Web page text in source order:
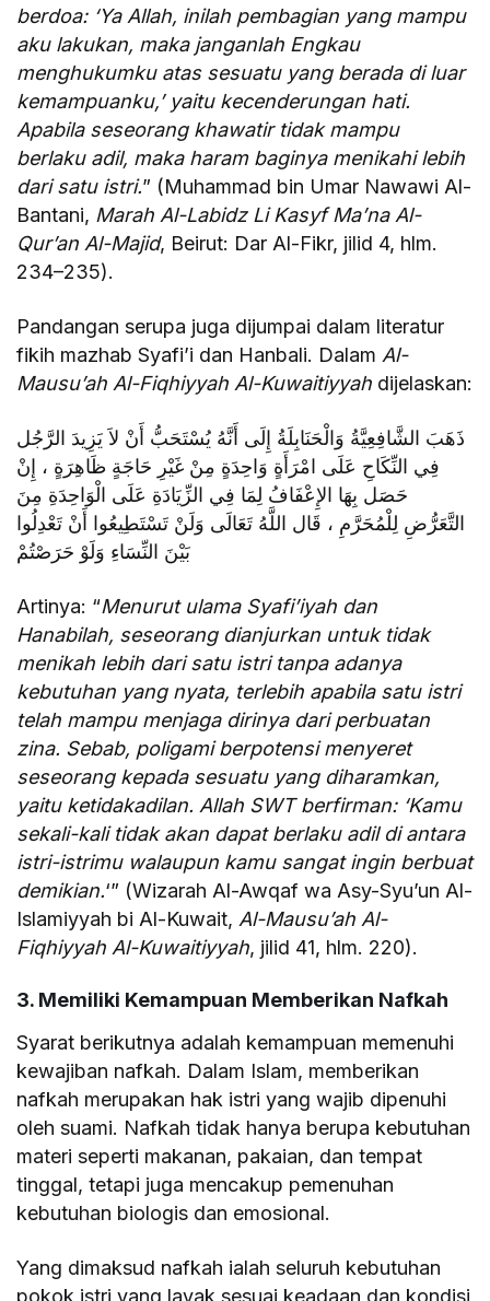
berdoa: ‘Ya Allah, inilah pembagian yang mampu
aku lakukan, maka janganlah Engkau
menghukumku atas sesuatu yang berada di luar
kemampuanku,’ yaitu kecenderungan hati.
Apabila seseorang khawatir tidak mampu
berlaku adil, maka haram baginya menikahi lebih
dari satu istri.” (Muhammad bin Umar Nawawi Al-
Bantani, Marah Al-Labidz Li Kasyf Ma’na Al-
Qur’an Al-Majid, Beirut: Dar Al-Fikr, jilid 4, hlm.
234–235).
Pandangan serupa juga dijumpai dalam literatur
fikih mazhab Syafi’i dan Hanbali. Dalam Al-
Mausu’ah Al-Fiqhiyyah Al-Kuwaitiyyah dijelaskan:
ذَهَبَ الشَّافِعِيَّةُ وَالْحَنَابِلَةُ إِلَى أَنَّهُ يُسْتَحَبُّ أَنْ لاَ يَزِيدَ الرَّجُل
فِي النِّكَاحِ عَلَى امْرَأَةٍ وَاحِدَةٍ مِنْ غَيْرِ حَاجَةٍ ظَاهِرَةٍ ، إِنْ
حَصَل بِهَا الإِعْفَافُ لِمَا فِي الزِّيَادَةِ عَلَى الْوَاحِدَةِ مِنَ
التَّعَرُّضِ لِلْمُحَرَّمِ ، قَال اللَّهُ تَعَالَى وَلَنْ تَسْتَطِيعُوا أَنْ تَعْدِلُوا
بَيْنَ النِّسَاءِ وَلَوْ حَرَصْتُمْ
Artinya: “Menurut ulama Syafi’iyah dan
Hanabilah, seseorang dianjurkan untuk tidak
menikah lebih dari satu istri tanpa adanya
kebutuhan yang nyata, terlebih apabila satu istri
telah mampu menjaga dirinya dari perbuatan
zina. Sebab, poligami berpotensi menyeret
seseorang kepada sesuatu yang diharamkan,
yaitu ketidakadilan. Allah SWT berfirman: ‘Kamu
sekali-kali tidak akan dapat berlaku adil di antara
istri-istrimu walaupun kamu sangat ingin berbuat
demikian.‘” (Wizarah Al-Awqaf wa Asy-Syu’un Al-
Islamiyyah bi Al-Kuwait, Al-Mausu’ah Al-
Fiqhiyyah Al-Kuwaitiyyah, jilid 41, hlm. 220).
3. Memiliki Kemampuan Memberikan Nafkah
Syarat berikutnya adalah kemampuan memenuhi
kewajiban nafkah. Dalam Islam, memberikan
nafkah merupakan hak istri yang wajib dipenuhi
oleh suami. Nafkah tidak hanya berupa kebutuhan
materi seperti makanan, pakaian, dan tempat
tinggal, tetapi juga mencakup pemenuhan
kebutuhan biologis dan emosional.
Yang dimaksud nafkah ialah seluruh kebutuhan
pokok istri yang layak sesuai keadaan dan kondisi